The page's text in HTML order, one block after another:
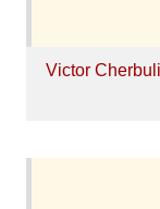
Victor